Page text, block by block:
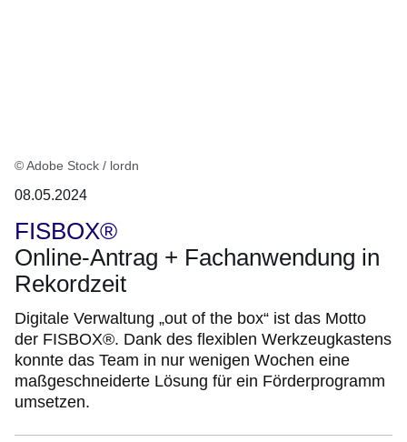
© Adobe Stock / lordn
08.05.2024
FISBOX®
Online-Antrag + Fachanwendung in
Rekordzeit
Digitale Verwaltung „out of the box“ ist das Motto
der FISBOX®. Dank des flexiblen Werkzeugkastens
konnte das Team in nur wenigen Wochen eine
maßgeschneiderte Lösung für ein Förderprogramm
umsetzen.